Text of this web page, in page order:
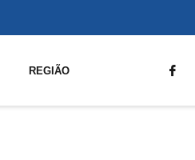
REGIÃO